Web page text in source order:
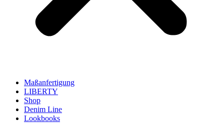
Maßanfertigung
LIBERTY
Shop
Denim Line
Lookbooks